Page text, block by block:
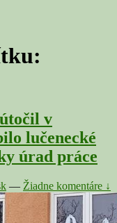
v
lučenecké
úrad práce
— Žiadne komentáre ↓